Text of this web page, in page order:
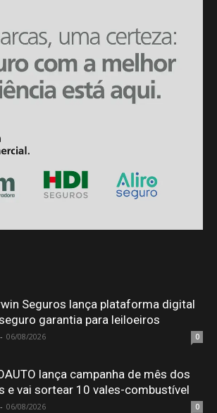
Seguros lança plataforma digital
garantia para leiloeiros
- 06/08/2026 0
lança campanha de mês dos
e vai sortear 10 vales-combustível
- 06/08/2026 0